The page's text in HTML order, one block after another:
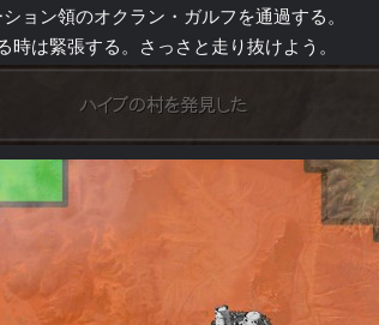
ョン領のオクラン・ガルフを通過する。
は緊張する。さっさと走り抜けよう。